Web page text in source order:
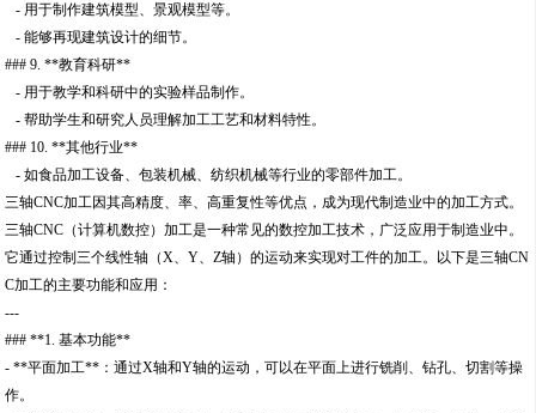
- 用于制作建筑模型、景观模型等。
- 能够再现建筑设计的细节。
### 9. **教育科研**
- 用于教学和科研中的实验样品制作。
- 帮助学生和研究人员理解加工工艺和材料特性。
### 10. **其他行业**
- 如食品加工设备、包装机械、纺织机械等行业的零部件加工。
三轴CNC加工因其高精度、率、高重复性等优点，成为现代制造业中的加工方式。
三轴CNC（计算机数控）加工是一种常见的数控加工技术，广泛应用于制造业中。
它通过控制三个线性轴（X、Y、Z轴）的运动来实现对工件的加工。以下是三轴CN
C加工的主要功能和应用：
---
### **1. 基本功能**
- **平面加工**：通过X轴和Y轴的运动，可以在平面上进行铣削、钻孔、切割等操
作。